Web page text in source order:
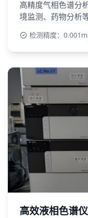
高精度气相色谱分
境监测、药物分析
检测精度：
高效液相色谱